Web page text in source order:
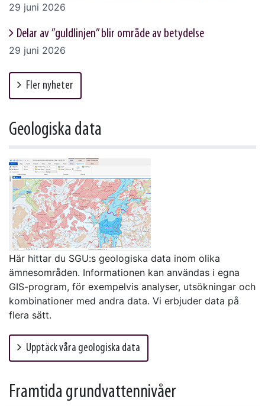
29 juni 2026
Delar av ”guldlinjen” blir område av betydelse
29 juni 2026
Fler nyheter
Geologiska data
Här hittar du SGU:s geologiska data inom olika
ämnesområden. Informationen kan användas i egna
GIS-program, för exempelvis analyser, utsökningar och
kombinationer med andra data. Vi erbjuder data på
flera sätt.
Upptäck våra geologiska data
Framtida grundvattennivåer